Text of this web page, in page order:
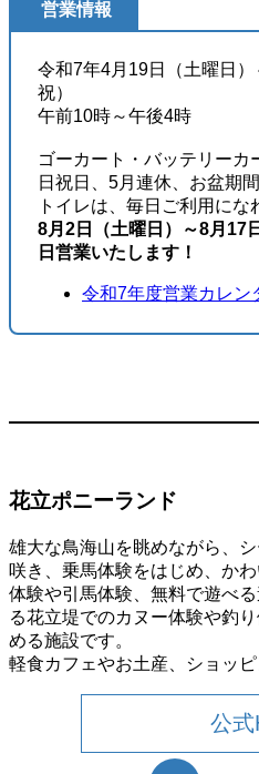
営業情報
令和7年4月19日（土曜日）
祝）
午前10時～午後4時
ゴーカート・バッテリーカ
日祝日、5月連休、お盆期
トイレは、毎日ご利用にな
8月2日（土曜日）～8月17
日営業いたします！
令和7年度営業カレン
花立ポニーランド
雄大な鳥海山を眺めながら、
咲き、乗馬体験をはじめ、か
体験や引馬体験、無料で遊べ
る花立堤でのカヌー体験や釣
める施設です。
軽食カフェやお土産、ショッ
公式